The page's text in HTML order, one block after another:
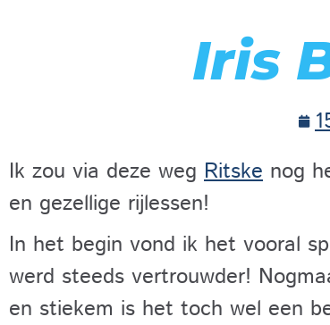
Iris
Ik zou via deze weg Ritske nog
en gezellige rijlessen!
In het begin vond ik het vooral
werd steeds vertrouwder!
en stiekem is het toch wel een